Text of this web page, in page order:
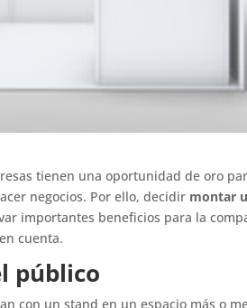
tienen una oportunidad de oro
negocios. Por ello, decidir montar
importantes beneficios para la
en cuenta.
público
con un stand en un espacio más o